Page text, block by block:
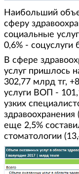
Наибольший
сферу
социальные
0,6% - соцуслуги
В сфере
услуг пришлось
302,77 млрд тг,
услуги ВОП -
узких
здравоохранения
еще 2,5%
стоматологии